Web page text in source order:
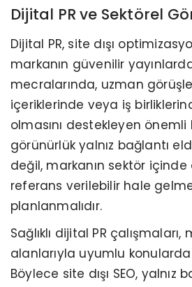
Dijital PR ve Sektörel
Dijital PR, site dışı
markanın güvenilir
mecralarında, uzman
içeriklerinde veya iş
olmasını destekleyen önemli
görünürlük yalnız bağlantı
değil, markanın sektör
referans verilebilir hale
planlanmalıdır.
Sağlıklı dijital PR çalışmaları,
alanlarıyla uyumlu
Böylece site dışı SEO, yalnız